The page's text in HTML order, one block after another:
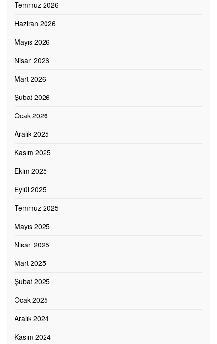
Temmuz 2026
Haziran 2026
Mayıs 2026
Nisan 2026
Mart 2026
Şubat 2026
Ocak 2026
Aralık 2025
Kasım 2025
Ekim 2025
Eylül 2025
Temmuz 2025
Mayıs 2025
Nisan 2025
Mart 2025
Şubat 2025
Ocak 2025
Aralık 2024
Kasım 2024